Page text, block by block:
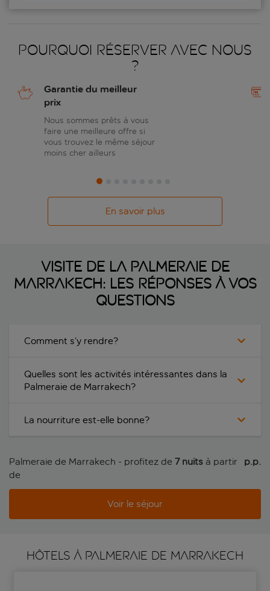
Pourquoi réserver avec nous
?
Garantie du meilleur
prix
Nous sommes prêts à vous
faire une meilleure offre si
vous trouvez le même séjour
moins cher ailleurs
En savoir plus
VISITE DE LA PALMERAIE DE
MARRAKECH: LES RÉPONSES À VOS
QUESTIONS
Comment s’y rendre?
Quelles sont les activités intéressantes dans la
Palmeraie de Marrakech?
La nourriture est-elle bonne?
Palmeraie de Marrakech - profitez de 7 nuits à partir
de
p.p.
Voir le séjour
HÔTELS À PALMERAIE DE MARRAKECH